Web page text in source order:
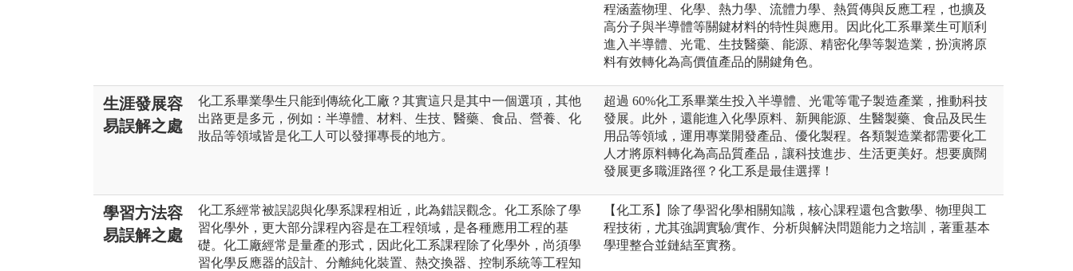
程涵蓋物理、化學、熱力學、流體力學、熱質傳與反應工程，也擴及
高分子與半導體等關鍵材料的特性與應用。因此化工系畢業生可順利
進入半導體、光電、生技醫藥、能源、精密化學等製造業，扮演將原
料有效轉化為高價值產品的關鍵角色。
生涯發展容
易誤解之處
化工系畢業學生只能到傳統化工廠？其實這只是其中一個選項，其他
出路更是多元，例如：半導體、材料、生技、醫藥、食品、營養、化
妝品等領域皆是化工人可以發揮專長的地方。
超過 60%化工系畢業生投入半導體、光電等電子製造產業，推動科技
發展。此外，還能進入化學原料、新興能源、生醫製藥、食品及民生
用品等領域，運用專業開發產品、優化製程。各類製造業都需要化工
人才將原料轉化為高品質產品，讓科技進步、生活更美好。想要廣闊
發展更多職涯路徑？化工系是最佳選擇！
學習方法容
易誤解之處
化工系經常被誤認與化學系課程相近，此為錯誤觀念。化工系除了學
習化學外，更大部分課程內容是在工程領域，是各種應用工程的基
礎。化工廠經常是量產的形式，因此化工系課程除了化學外，尚須學
習化學反應器的設計、分離純化裝置、熱交換器、控制系統等工程知
【化工系】除了學習化學相關知識，核心課程還包含數學、物理與工
程技術，尤其強調實驗/實作、分析與解決問題能力之培訓，著重基本
學理整合並鏈結至實務。